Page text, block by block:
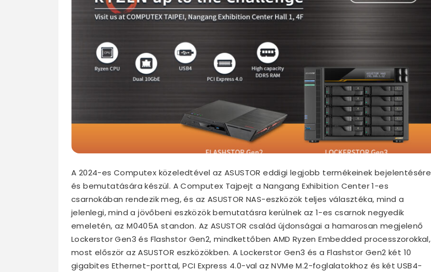
A 2024-es Computex közeledtével az ASUSTOR eddigi legjobb termékeinek bejelentésére
és bemutatására készül. A Computex Tajpejt a Nangang Exhibition Center 1-es
csarnokában rendezik meg, és az ASUSTOR NAS-eszközök teljes választéka, mind a
jelenlegi, mind a jövőbeni eszközök bemutatásra kerülnek az 1-es csarnok negyedik
emeletén, az M0405A standon. Az ASUSTOR család újdonságai a hamarosan megjelenő
Lockerstor Gen3 és Flashstor Gen2, mindkettőben AMD Ryzen Embedded processzorokkal,
most először az ASUSTOR eszközökben. A Lockerstor Gen3 és a Flashstor Gen2 két 10
gigabites Ethernet-porttal, PCI Express 4.0-val az NVMe M.2-foglalatokhoz és két USB4-